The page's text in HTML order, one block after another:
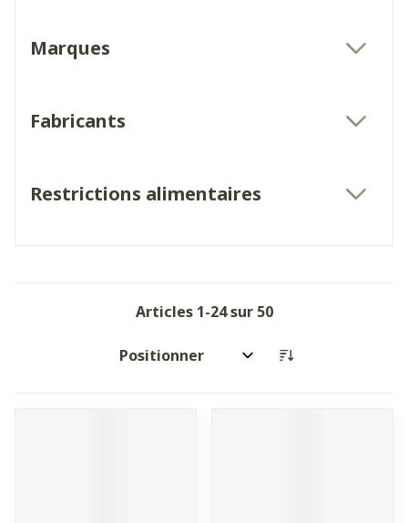
Marques
Fabricants
Restrictions alimentaires
Articles 1-24sur 50
Trier par: